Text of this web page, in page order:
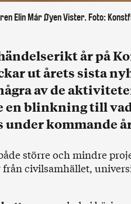
Elin Már Øyen Vister. Foto:
år på
ut årets sista
av de
en blinkning till
under kommande
större och mindre
civilsamhället,